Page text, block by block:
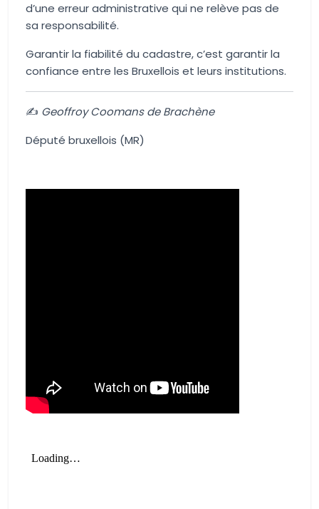
d’une erreur administrative qui ne relève pas de
sa responsabilité.
Garantir la fiabilité du cadastre, c’est garantir la
confiance entre les Bruxellois et leurs institutions.
✍️ Geoffroy Coomans de Brachène
Député bruxellois (MR)